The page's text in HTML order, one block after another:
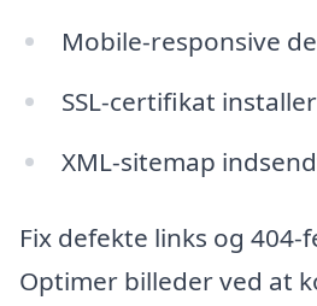
Mobile-responsive
SSL-certifikat
XML-sitemap
Fix defekte links og
Optimer billeder ved at